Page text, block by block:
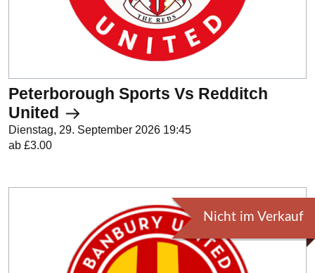
Peterborough Sports Vs Redditch
United
Dienstag, 29. September 2026 19:45
ab £3.00
Nicht im Verkauf